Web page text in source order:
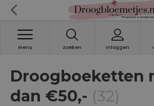
zoeken inloggen
menu
Droogboeketten
dan €50,- (32)